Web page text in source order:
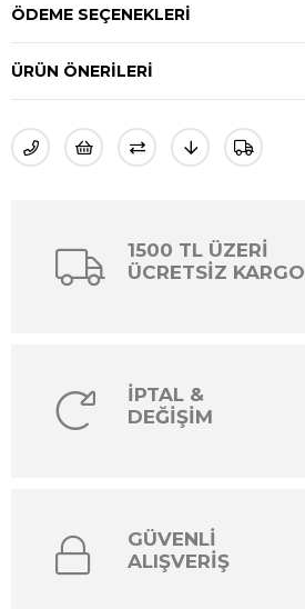
ÖDEME SEÇENEKLERI
ÜRÜN ÖNERILERI
1500 TL ÜZERİ
ÜCRETSİZ KARGO
İPTAL &
DEĞİŞİM
GÜVENLİ
ALIŞVERİŞ